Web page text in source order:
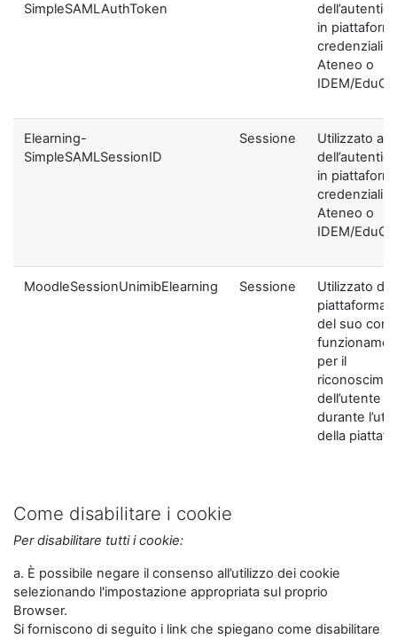
SimpleSAMLAuthToken
in
credenziali di
Ateneo o
IDEM/
Elearning-
SimpleSAMLSessionID
Sessione
Utilizzato ai
in
credenziali di
Ateneo o
IDEM/
MoodleSessionUnimibElearning Sessione
Utilizzato
piattaforma
del suo
per il
dell’utente
durante
della
Come disabilitare i cookie
Per disabilitare tutti i cookie:
a. È possibile negare il consenso all’utilizzo dei cookie
selezionando l'impostazione appropriata sul proprio
Browser.
Si forniscono di seguito i link che spiegano come disabilitare